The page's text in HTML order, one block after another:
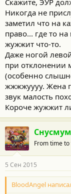
Никогда не
заметил что на
право... где то
жужжит что-то.
Даже ногой
при отклонении
(особенно
жжжжуууу. Жена
звук малость
Короче жужжит
From time
5 Сен 2015
BloodAngel